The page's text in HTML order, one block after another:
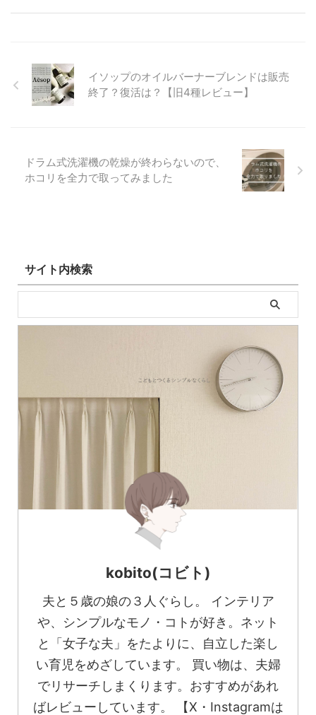
イソップのオイルバーナーブレンドは販売
終了？復活は？【旧4種レビュー】
ドラム式洗濯機の乾燥が終わらないので、
ホコリを全力で取ってみました
サイト内検索
kobito(コビト)
夫と５歳の娘の３人ぐらし。 インテリア
や、シンプルなモノ・コトが好き。ネット
と「女子な夫」をたよりに、自立した楽し
い育児をめざしています。 買い物は、夫婦
でリサーチしまくります。おすすめがあれ
ばレビューしています。 【X・Instagramは